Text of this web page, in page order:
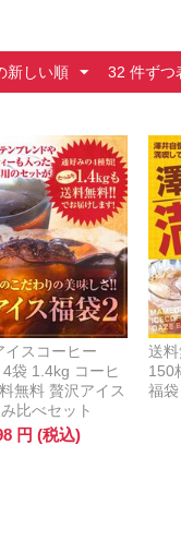
新しい順 32 件ずつ
イスコーヒー
袋 1.4kg コーヒ
無料 贅沢アイス
比べセット
円 (税込)
送
150
福袋